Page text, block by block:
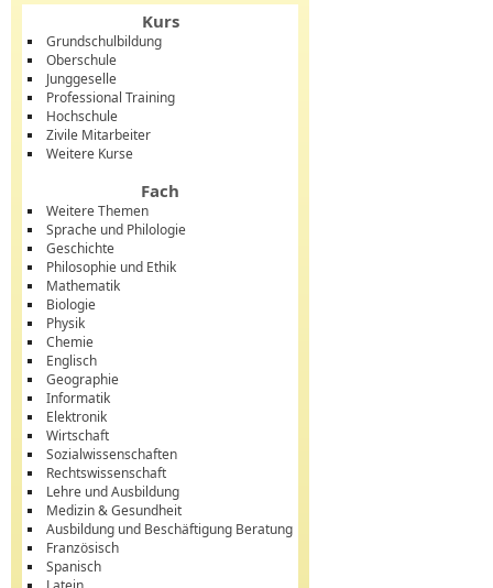
Kurs
Grundschulbildung
Oberschule
Junggeselle
Professional Training
Hochschule
Zivile Mitarbeiter
Weitere Kurse
Fach
Weitere Themen
Sprache und Philologie
Geschichte
Philosophie und Ethik
Mathematik
Biologie
Physik
Chemie
Englisch
Geographie
Informatik
Elektronik
Wirtschaft
Sozialwissenschaften
Rechtswissenschaft
Lehre und Ausbildung
Medizin & Gesundheit
Ausbildung und Beschäftigung Beratung
Französisch
Spanisch